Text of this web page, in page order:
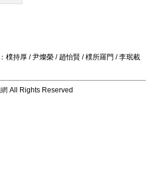
持厚 / 尹燦榮 / 趙怡賢 / 樸所羅門 / 李珉載
All Rights Reserved